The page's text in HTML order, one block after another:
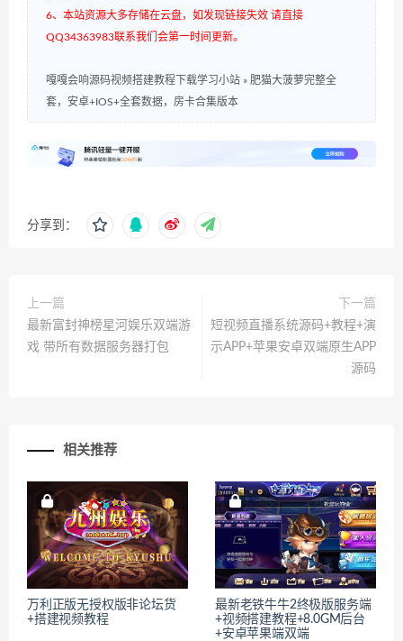
6、本站资源大多存储在云盘，如发现链接失效 请直接
QQ34363983联系我们会第一时间更新。
嘎嘎会响源码视频搭建教程下载学习小站 » 肥猫大菠萝完整全
套，安卓+IOS+全套数据，房卡合集版本
分享到：
上一篇
最新富封神榜星河娱乐双端游
戏 带所有数据服务器打包
下一篇
短视频直播系统源码+教程+演
示APP+苹果安卓双端原生APP
源码
相关推荐
万利正版无授权版非论坛货
+搭建视频教程
最新老铁牛牛2终极版服务端
+视频搭建教程+8.0GM后台
+安卓苹果端双端